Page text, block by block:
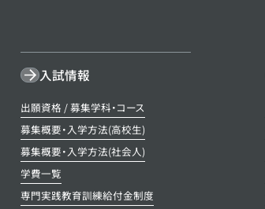
入試情報
出願資格 / 募集学科・コース
募集概要・入学方法(高校生)
募集概要・入学方法(社会人)
学費一覧
専門実践教育訓練給付金制度